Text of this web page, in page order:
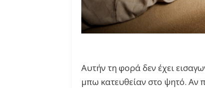
Αυτήν τη φορά δεν έχει
μπω κατευθείαν στο ψητό. Αν